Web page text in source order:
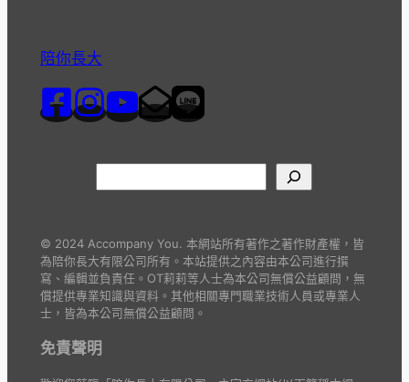
陪你長大
© 2024 Accompany You. 本網站所有著作之著作財產權，皆
為陪你長大有限公司所有。本站提供之內容由本公司進行撰
寫、編輯並負責任。OT莉莉等人士為本公司無償公益顧問，無
償提供專業知識與資料。其他相關專門職業技術人員或專業人
士，皆為本公司無償公益顧問。
免責聲明